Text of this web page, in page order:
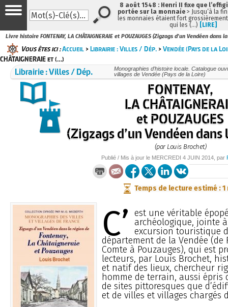
Livre histoire FONTENAY, LA CHÂTAIGNERAIE et POUZAUGES (Zigzags d'un Vendéen
Vous êtes ici :Accueil >Librairie : Villes / Dép. >Vendée (Pays de la
CHÂTAIGNERAIE et (…)
Librairie : Villes / Dép.
Monographies d’histoire locale. Catalogue
villages de Vendée (Pays de la Loire)
FONTENAY,
LA
et POUZAUGES
(Zigzags d’un Vendéen
(par Louis Brochet)
Publié / Mis à jour le MERCREDI 4 JUIN 2014 , par
Temps de lecture estimé : 1
C’ est une véritable
archéologique, jointe
excursion touristique
département de la Vendée (de
Comte à Pouzauges), qui est
lecteurs, par Louis Brochet,
et natif des lieux, chercheur
homme de terrain, aussi épris
de sites pittoresques que
et de villes et villages chargés
8 août 1548 : Henri II fixe que
portée sur la monnaie > Jusqu’à la
les monnaies étaient fort
qui les (…) [LIRE]